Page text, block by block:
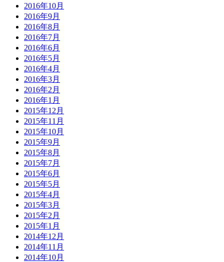
2016年10月
2016年9月
2016年8月
2016年7月
2016年6月
2016年5月
2016年4月
2016年3月
2016年2月
2016年1月
2015年12月
2015年11月
2015年10月
2015年9月
2015年8月
2015年7月
2015年6月
2015年5月
2015年4月
2015年3月
2015年2月
2015年1月
2014年12月
2014年11月
2014年10月